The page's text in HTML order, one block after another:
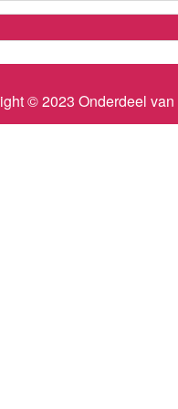
© 2023 Onderdeel van